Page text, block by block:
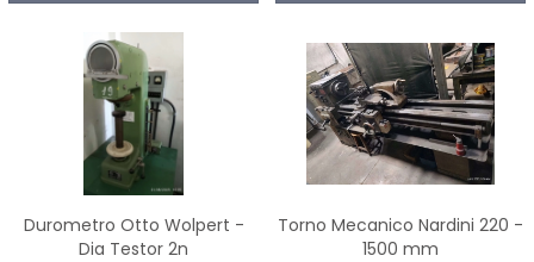
Durometro Otto Wolpert -
Dia Testor 2n
Torno Mecanico Nardini 220 -
1500 mm